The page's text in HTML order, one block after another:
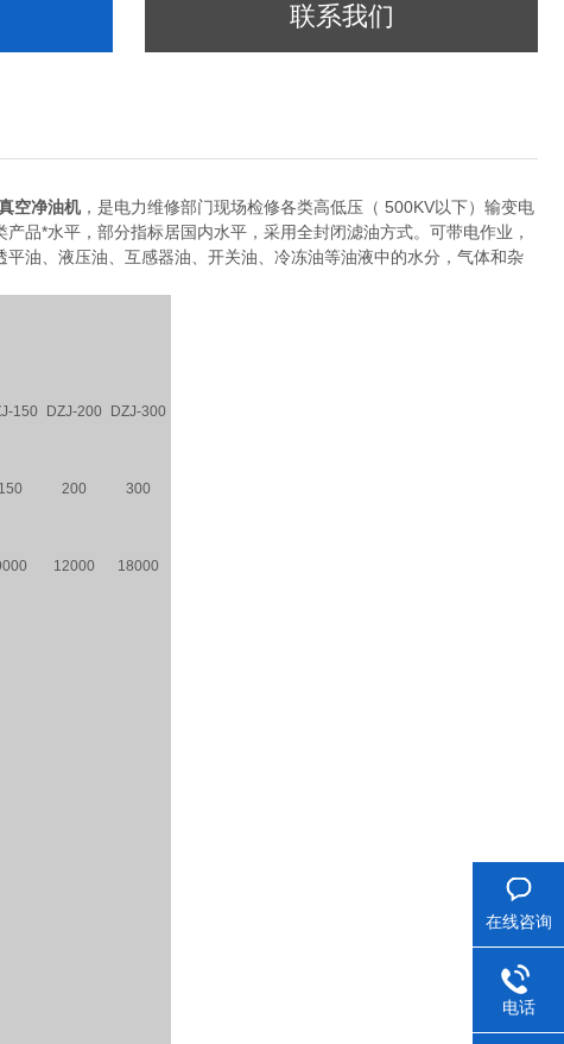
联系我们
空净油机，是电力维修部门现场检修各类高低压（ 500KV以下）输变电
品*水平，部分指标居国内水平，采用全封闭滤油方式。可带电作业，
油、液压油、互感器油、开关油、冷冻油等油液中的水分，气体和杂
150 DZJ-200 DZJ-300
150 200 300
12000 18000
在线咨询
电话